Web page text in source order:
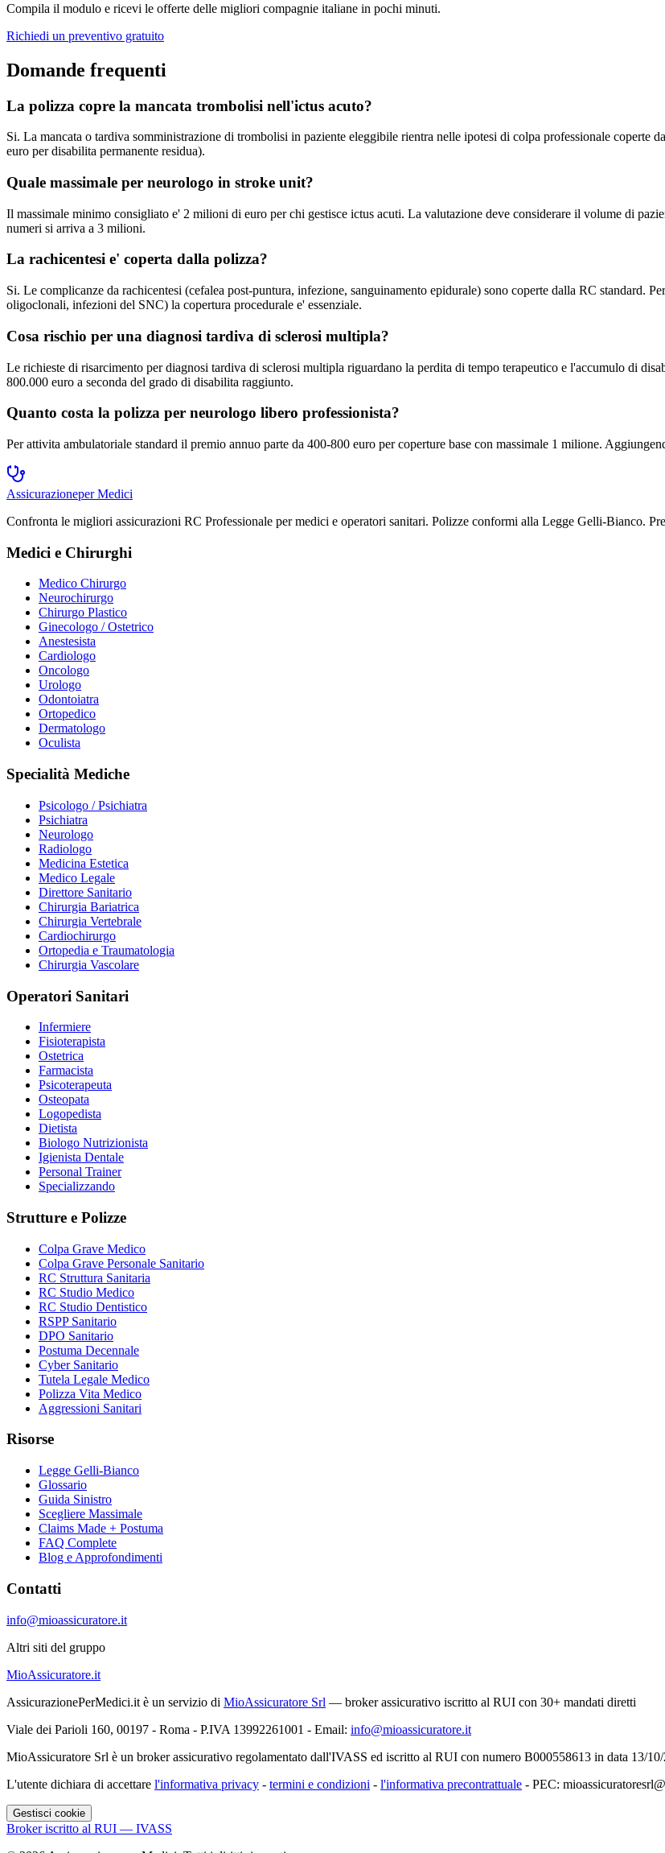
Compila il modulo e ricevi le offerte delle migliori compagnie italiane in pochi minuti.
Richiedi un preventivo gratuito
Domande frequenti
La polizza copre la mancata trombolisi nell'ictus acuto?
Si. La mancata o tardiva somministrazione di trombolisi in paziente eleggibile rientra nelle ipotesi di colpa professionale
euro per disabilita permanente residua).
Quale massimale per neurologo in stroke unit?
Il massimale minimo consigliato e' 2 milioni di euro per chi gestisce ictus acuti. La valutazione deve considerare il volume di
numeri si arriva a 3 milioni.
La rachicentesi e' coperta dalla polizza?
Si. Le complicanze da rachicentesi (cefalea post-puntura, infezione, sanguinamento epidurale) sono coperte dalla RC standard.
oligoclonali, infezioni del SNC) la copertura procedurale e' essenziale.
Cosa rischio per una diagnosi tardiva di sclerosi multipla?
Le richieste di risarcimento per diagnosi tardiva di sclerosi multipla riguardano la perdita di tempo terapeutico e l'accumulo di
800.000 euro a seconda del grado di disabilita raggiunto.
Quanto costa la polizza per neurologo libero professionista?
Per attivita ambulatoriale standard il premio annuo parte da 400-800 euro per coperture base con massimale 1 milione.
Assicurazioneper Medici
Confronta le migliori assicurazioni RC Professionale per medici e operatori sanitari. Polizze conformi alla Legge Gelli-Bianco.
Medici e Chirurghi
Medico Chirurgo
Neurochirurgo
Chirurgo Plastico
Ginecologo / Ostetrico
Anestesista
Cardiologo
Oncologo
Urologo
Odontoiatra
Ortopedico
Dermatologo
Oculista
Specialità Mediche
Psicologo / Psichiatra
Psichiatra
Neurologo
Radiologo
Medicina Estetica
Medico Legale
Direttore Sanitario
Chirurgia Bariatrica
Chirurgia Vertebrale
Cardiochirurgo
Ortopedia e Traumatologia
Chirurgia Vascolare
Operatori Sanitari
Infermiere
Fisioterapista
Ostetrica
Farmacista
Psicoterapeuta
Osteopata
Logopedista
Dietista
Biologo Nutrizionista
Igienista Dentale
Personal Trainer
Specializzando
Strutture e Polizze
Colpa Grave Medico
Colpa Grave Personale Sanitario
RC Struttura Sanitaria
RC Studio Medico
RC Studio Dentistico
RSPP Sanitario
DPO Sanitario
Postuma Decennale
Cyber Sanitario
Tutela Legale Medico
Polizza Vita Medico
Aggressioni Sanitari
Risorse
Legge Gelli-Bianco
Glossario
Guida Sinistro
Scegliere Massimale
Claims Made + Postuma
FAQ Complete
Blog e Approfondimenti
Contatti
info@mioassicuratore.it
Altri siti del gruppo
MioAssicuratore.it
AssicurazionePerMedici.it è un servizio di MioAssicuratore Srl — broker assicurativo iscritto al RUI con 30+ mandati diretti
Viale dei Parioli 160, 00197 - Roma - P.IVA 13992261001 - Email: info@mioassicuratore.it
MioAssicuratore Srl è un broker assicurativo regolamentato dall'IVASS ed iscritto al RUI con numero B000558613 in data 13/
L'utente dichiara di accettare l'informativa privacy - termini e condizioni - l'informativa precontrattuale - PEC:
Gestisci cookie
Broker iscritto al RUI — IVASS